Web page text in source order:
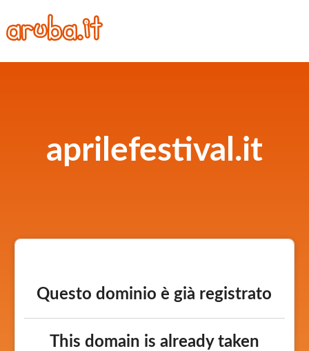
aprilefestival.it
Questo dominio è già registrato
This domain is already taken